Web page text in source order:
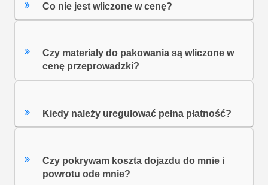
Co nie jest wliczone w cenę?
Czy materiały do pakowania są wliczone w
cenę przeprowadzki?
Kiedy należy uregulować pełna płatność?
Czy pokrywam koszta dojazdu do mnie i
powrotu ode mnie?